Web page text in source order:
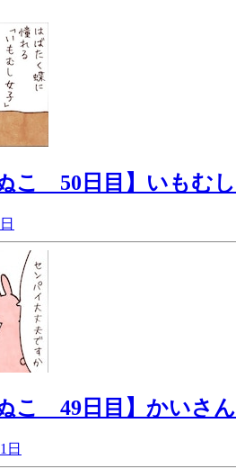
こ 50日目】いもむし
こ 49日目】かいさん
日